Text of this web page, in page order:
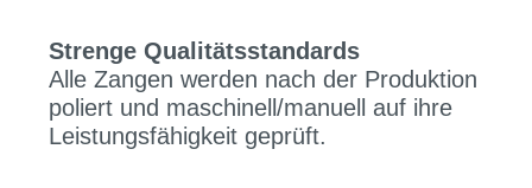
Strenge Qualitätsstandards
Alle Zangen werden nach der Produktion
poliert und maschinell/manuell auf ihre
Leistungsfähigkeit geprüft.